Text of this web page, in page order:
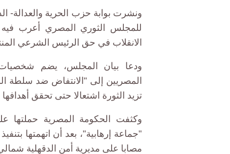
ونشرت بوابة حزب الحرية والعدالة-
للمجلس الثوري المصري أعرب
الانقلاب في حق الرئيس الشرعي
ودعا بيان المجلس، يضم شخصيات
المصريين إلى "الانتفاض ضد سلطة
تزيد الثورة اشتعالا حتى تحقق
وكثفت الحكومة المصرية حملتها
مصابا على مديرية أمن الدقهلية شمالي